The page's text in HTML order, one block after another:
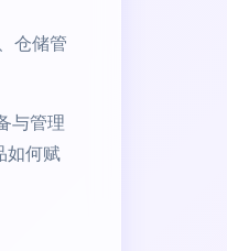
仓储管
与管理
如何赋